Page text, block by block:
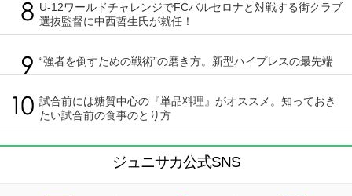
U-12ワールドチャレンジでFCバルセロナと対戦する街クラブ
選抜監督に中西哲生氏が就任！
“強者を倒すための戦術”の磨き方。新型ハイプレスの最先端
試合前には糖質中心の『単品料理』がオススメ。知っておき
たい試合前の食事のとり方
ジュニサカ公式SNS